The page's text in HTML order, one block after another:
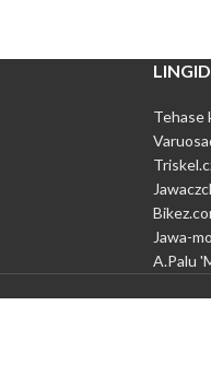
LINGID
Tehase
Jawa-
A.Palu